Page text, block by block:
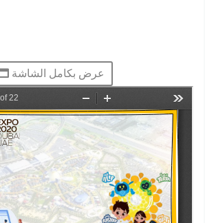
عرض بكامل الشاشة